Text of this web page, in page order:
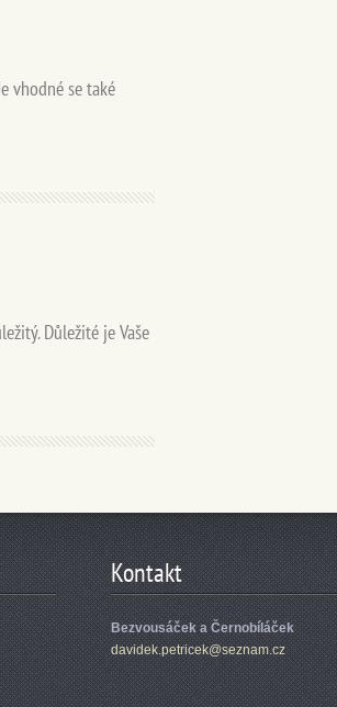
vhodné se také
Důležité je Vaše
Kontakt
Bezvousáček a Černobíláček
davidek.petricek@seznam.cz